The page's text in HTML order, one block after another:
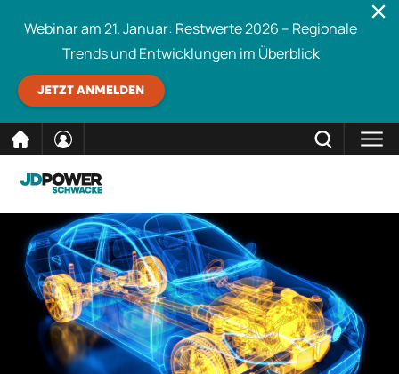
zum
Inhalt
Webinar am 21. Januar: Restwerte 2026 – Regionale
Trends und Entwicklungen im Überblick
JETZT ANMELDEN
Schwacke durchsuchen